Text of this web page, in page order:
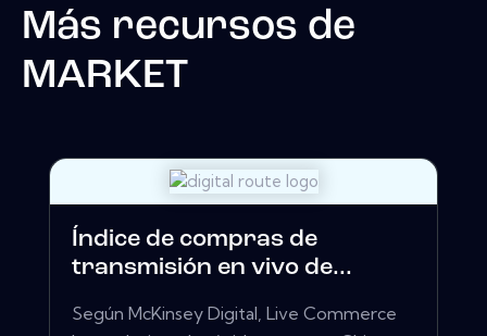
Más recursos de
MARKET
Índice de compras de
transmisión en vivo de...
Según McKinsey Digital, Live Commerce